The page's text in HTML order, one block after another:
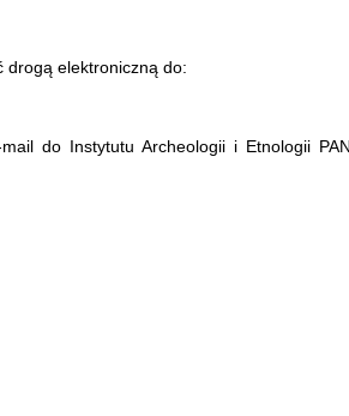
drogą elektroniczną do:
do Instytutu Archeologii i Etnologii